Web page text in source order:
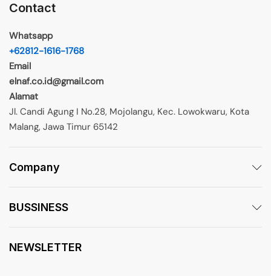
Contact
Whatsapp
+62812-1616-1768
Email
elnaf.co.id@gmail.com
Alamat
Jl. Candi Agung I No.28, Mojolangu, Kec. Lowokwaru, Kota
Malang, Jawa Timur 65142
Company
BUSSINESS
NEWSLETTER